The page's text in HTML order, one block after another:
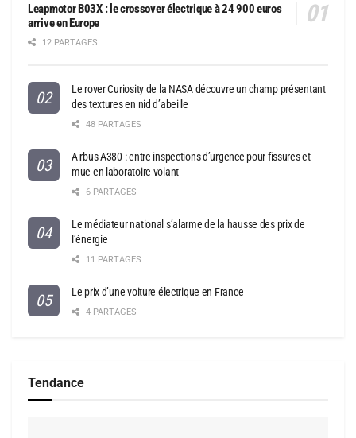
Leapmotor B03X : le crossover électrique à 24 900 euros
arrive en Europe
12 PARTAGES
Le rover Curiosity de la NASA découvre un champ présentant
des textures en nid d’abeille
48 PARTAGES
Airbus A380 : entre inspections d’urgence pour fissures et
mue en laboratoire volant
6 PARTAGES
Le médiateur national s’alarme de la hausse des prix de
l’énergie
11 PARTAGES
Le prix d’une voiture électrique en France
4 PARTAGES
Tendance